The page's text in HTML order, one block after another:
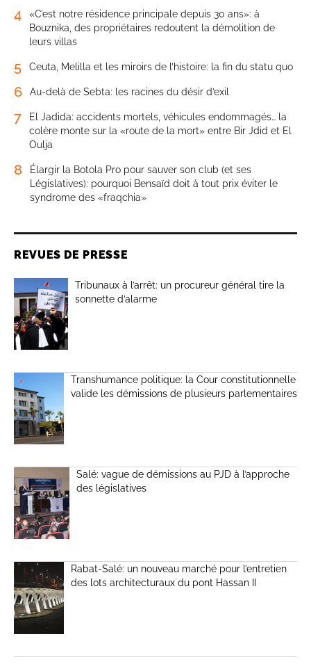
4
«C’est notre résidence principale depuis 30 ans»: à
Bouznika, des propriétaires redoutent la démolition de
leurs villas
5 Ceuta, Melilla et les miroirs de l’histoire: la fin du statu quo
6 Au-delà de Sebta: les racines du désir d’exil
7
El Jadida: accidents mortels, véhicules endommagés… la
colère monte sur la «route de la mort» entre Bir Jdid et El
Oulja
8
Élargir la Botola Pro pour sauver son club (et ses
Législatives): pourquoi Bensaïd doit à tout prix éviter le
syndrome des «fraqchia»
REVUES DE PRESSE
Tribunaux à l’arrêt: un procureur général tire la
sonnette d’alarme
Transhumance politique: la Cour constitutionnelle
valide les démissions de plusieurs parlementaires
Salé: vague de démissions au PJD à l’approche
des législatives
Rabat-Salé: un nouveau marché pour l’entretien
des lots architecturaux du pont Hassan II